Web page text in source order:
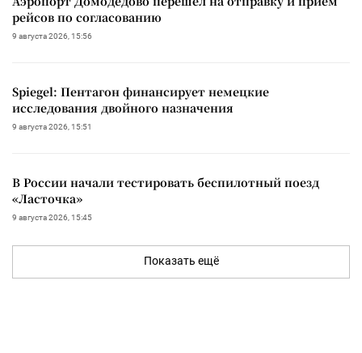
рейсов по согласованию
9 августа 2026, 15:56
Spiegel: Пентагон финансирует немецкие
исследования двойного назначения
9 августа 2026, 15:51
В России начали тестировать беспилотный поезд
«Ласточка»
9 августа 2026, 15:45
Показать ещё